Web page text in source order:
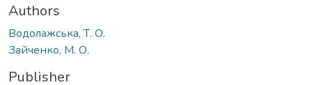
Authors
Водолажська, Т. О.
Зайченко, М. О.
Publisher